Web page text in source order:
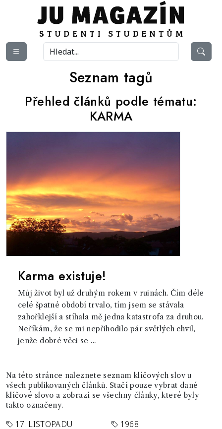
Seznam tagů
Přehled článků podle tématu:
KARMA
Karma existuje!
Můj život byl už druhým rokem v ruinách. Čím déle
celé špatné období trvalo, tím jsem se stávala
zahořklejší a stíhala mě jedna katastrofa za druhou.
Neříkám, že se mi nepřihodilo pár světlých chvil,
jenže dobré věci se ...
Na této stránce naleznete seznam klíčových slov u
všech publikovaných článků. Stačí pouze vybrat dané
klíčové slovo a zobrazí se všechny články, které byly
takto označeny.
17. LISTOPADU
1968